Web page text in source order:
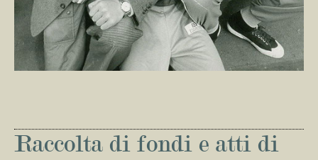
Raccolta di fondi e atti di